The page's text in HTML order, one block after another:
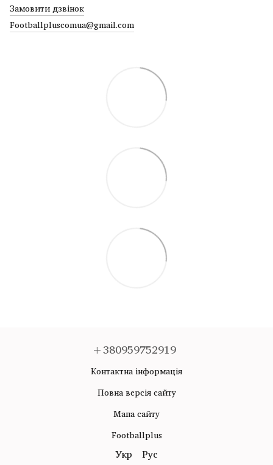
Замовити дзвінок
Footballpluscomua@gmail.com
+380959752919
Контактна інформація
Повна версія сайту
Мапа сайту
Footballplus
Укр Рус